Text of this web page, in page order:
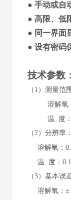
● 手动或自
● 高限、低
● 同一界面
● 设有密码
技术参数 ：
（ 1）测量范围
溶解氧
温 度：
（2）分辨率：
溶解氧：
温 度：
（3）基本误
溶解氧： ±